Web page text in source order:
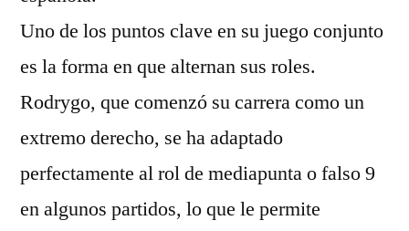
Uno de los puntos clave en su juego conjunto
es la forma en que alternan sus roles.
Rodrygo, que comenzó su carrera como un
extremo derecho, se ha adaptado
perfectamente al rol de mediapunta o falso 9
en algunos partidos, lo que le permite